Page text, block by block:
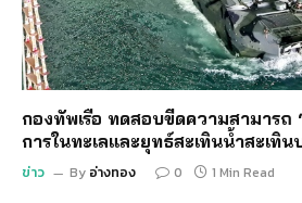
กองทัพเรือ ทดสอบขีดความสามารถ
การในทะเลและยุทธ์สะเทินน้ำสะเทิน
ข่าว By อ่างทอง 0 1 Min Read